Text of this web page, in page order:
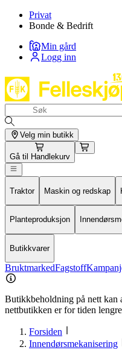
Privat
Bonde & Bedrift
Min gård
Logg inn
Velg min butikk
Gå til Handlekurv
Traktor Maskin og redskap
Planteproduksjon
Butikkvarer
BruktmarkedFagstoff
Butikkbeholdning på nett kan
nettbutikken er for tiden
Forsiden
Innendørsmekanisering